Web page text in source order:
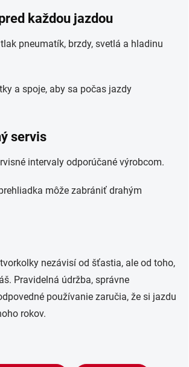
každou jazdou
pneumatík, brzdy, svetlá a hladinu
a spoje, aby sa počas jazdy
servis
intervaly odporúčané výrobcom.
môže zabrániť drahým
nezávisí od šťastia, ale od toho,
Pravidelná údržba, správne
používanie zaručia, že si jazdu
rokov.